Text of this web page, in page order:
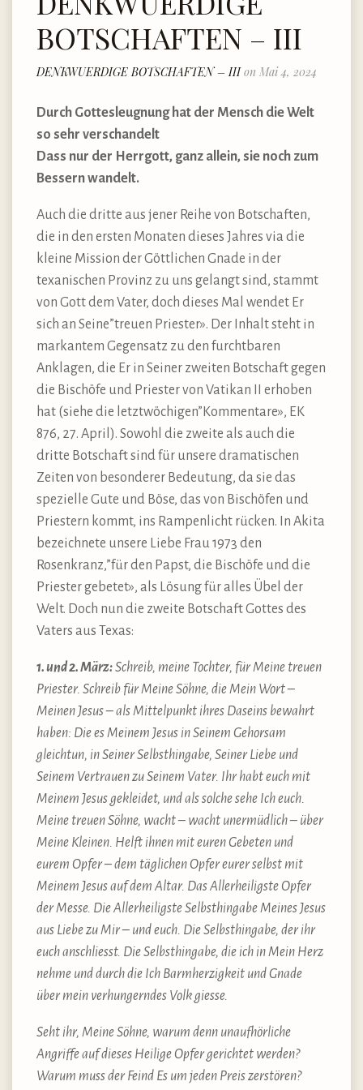
BOTSCHAFTEN – III
DENKWUERDIGE BOTSCHAFTEN – IIIon Mai 4, 2024
Durch Gottesleugnung hat der Mensch die Welt
so sehr verschandelt
Dass nur der Herrgott, ganz allein, sie noch zum
Bessern wandelt.
Auch die dritte aus jener Reihe von Botschaften,
die in den ersten Monaten dieses Jahres via die
kleine Mission der Göttlichen Gnade in der
texanischen Provinz zu uns gelangt sind, stammt
von Gott dem Vater, doch dieses Mal wendet Er
sich an Seine”treuen Priester». Der Inhalt steht in
markantem Gegensatz zu den furchtbaren
Anklagen, die Er in Seiner zweiten Botschaft gegen
die Bischöfe und Priester von Vatikan II erhoben
hat (siehe die letztwöchigen”Kommentare», EK
876, 27. April). Sowohl die zweite als auch die
dritte Botschaft sind für unsere dramatischen
Zeiten von besonderer Bedeutung, da sie das
spezielle Gute und Böse, das von Bischöfen und
Priestern kommt, ins Rampenlicht rücken. In Akita
bezeichnete unsere Liebe Frau 1973 den
Rosenkranz,”für den Papst, die Bischöfe und die
Priester gebetet», als Lösung für alles Übel der
Welt. Doch nun die zweite Botschaft Gottes des
Vaters aus Texas:
1. und 2. März:Schreib, meine Tochter, für Meine treuen
Priester. Schreib für Meine Söhne, die Mein Wort –
Meinen Jesus – als Mittelpunkt ihres Daseins bewahrt
haben: Die es Meinem Jesus in Seinem Gehorsam
gleichtun, in Seiner Selbsthingabe, Seiner Liebe und
Seinem Vertrauen zu Seinem Vater. Ihr habt euch mit
Meinem Jesus gekleidet, und als solche sehe Ich euch.
Meine treuen Söhne, wacht – wacht unermüdlich – über
Meine Kleinen. Helft ihnen mit euren Gebeten und
eurem Opfer – dem täglichen Opfer eurer selbst mit
Meinem Jesus auf dem Altar. Das Allerheiligste Opfer
der Messe. Die Allerheiligste Selbsthingabe Meines Jesus
aus Liebe zu Mir – und euch. Die Selbsthingabe, der ihr
euch anschliesst. Die Selbsthingabe, die ich in Mein Herz
nehme und durch die Ich Barmherzigkeit und Gnade
über mein verhungerndes Volk giesse.
Seht ihr, Meine Söhne, warum denn unaufhörliche
Angriffe auf dieses Heilige Opfer gerichtet werden?
Warum muss der Feind Es um jeden Preis zerstören?